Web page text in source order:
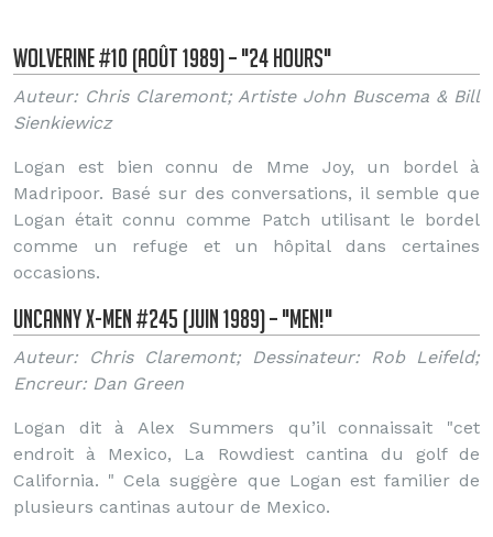
Wolverine #10 (Août 1989) – "24 Hours"
Auteur: Chris Claremont; Artiste John Buscema & Bill
Sienkiewicz
Logan est bien connu de Mme Joy, un bordel à
Madripoor. Basé sur des conversations, il semble que
Logan était connu comme Patch utilisant le bordel
comme un refuge et un hôpital dans certaines
occasions.
Uncanny X-Men #245 (Juin 1989) – "Men!"
Auteur: Chris Claremont; Dessinateur: Rob Leifeld;
Encreur: Dan Green
Logan dit à Alex Summers qu’il connaissait "cet
endroit à Mexico, La Rowdiest cantina du golf de
California. " Cela suggère que Logan est familier de
plusieurs cantinas autour de Mexico.